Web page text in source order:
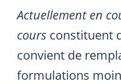
Actuellement en
cours constituent
convient de
formulations